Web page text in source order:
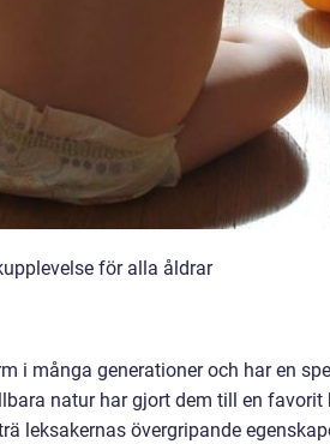
för alla åldrar
i många generationer och har en
natur har gjort dem till en favorit
leksakernas övergripande